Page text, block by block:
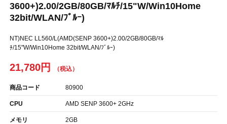
3600+)2.00/2GB/80GB/ﾏﾙﾁ/15"W/Win10Home
32bit/WLAN/ﾌﾞﾙｰ)
NT)NEC LL560/L(AMD(SENP 3600+)2.00/2GB/80GB/ﾏﾙ
ﾁ/15"W/Win10Home 32bit/WLAN/ﾌﾞﾙｰ)
21,780円
商品コード 80900
CPU AMD SENP 3600+ 2GHz
メモリ 2GB